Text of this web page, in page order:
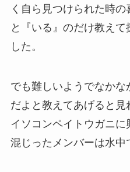
く自ら見つけられた時
と『いる』のだけ教え
した。
でも難しいようでなかな
だよと教えてあげると
イソコンペイトウガニに
混じったメンバーは水中